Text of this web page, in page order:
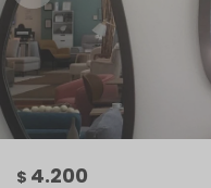
$ 4.200